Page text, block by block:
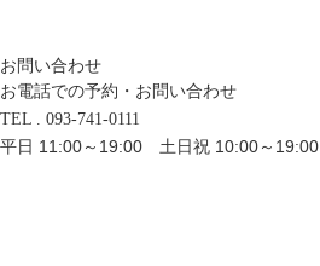
お問い合わせ
お電話での予約・お問い合わせ
TEL . 093-741-0111
平日 11:00～19:00 土日祝 10:00～19:00